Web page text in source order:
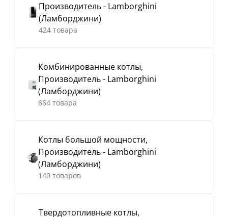
Производитель - Lamborghini
(Ламборджини)
424 товара
Комбинированные котлы,
Производитель - Lamborghini
(Ламборджини)
664 товара
Котлы большой мощности,
Производитель - Lamborghini
(Ламборджини)
140 товаров
Твердотопливные котлы,